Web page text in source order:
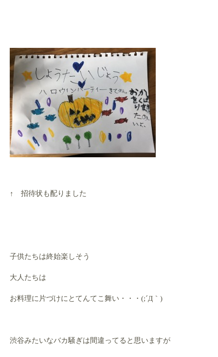
↑ 招待状も配りました
子供たちは終始楽しそう
大人たちは
お料理に片づけにとてんてこ舞い・・・(;´Д｀)
渋谷みたいなバカ騒ぎは間違ってると思いますが